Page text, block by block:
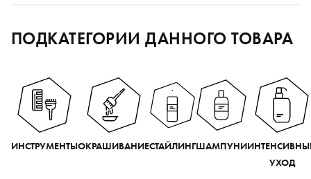
ПОДКАТЕГОРИИ ДАННОГО ТОВАРА
ИНСТРУМЕНТЫОКРАШИВАНИЕСТАЙЛИНГШАМПУНИ
УХОД